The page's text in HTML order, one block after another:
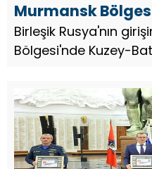
Murmansk
Askeri Bölgesi
şairlerle yaratıcı
Birleşik Rusya'nın
Bölgesi'nde Kuzey-
düzenlendi 2025, Lovozero, Polyarnye Zori ve
Kandalaksha'daki